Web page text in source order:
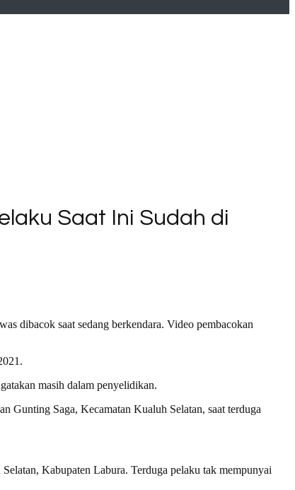
Saat Ini Sudah di
dibacok saat sedang berkendara. Video pembacokan
masih dalam penyelidikan.
Gunting Saga, Kecamatan Kualuh Selatan, saat terduga
Kabupaten Labura. Terduga pelaku tak mempunyai